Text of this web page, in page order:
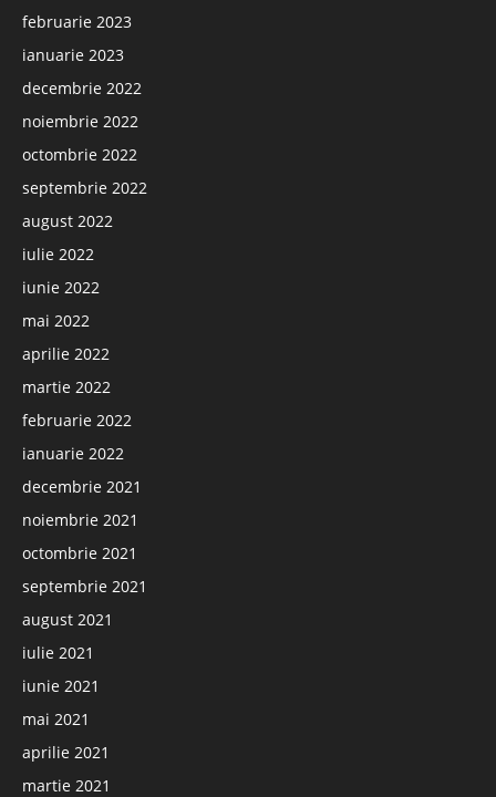
februarie 2023
ianuarie 2023
decembrie 2022
noiembrie 2022
octombrie 2022
septembrie 2022
august 2022
iulie 2022
iunie 2022
mai 2022
aprilie 2022
martie 2022
februarie 2022
ianuarie 2022
decembrie 2021
noiembrie 2021
octombrie 2021
septembrie 2021
august 2021
iulie 2021
iunie 2021
mai 2021
aprilie 2021
martie 2021